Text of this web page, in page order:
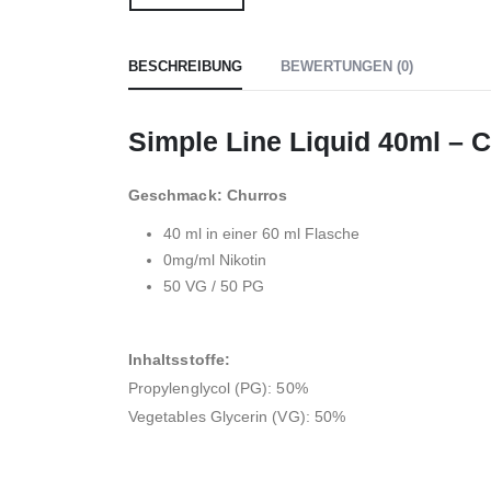
BESCHREIBUNG BEWERTUNGEN (0)
Simple Line Liquid 40ml –
Geschmack: Churros
40 ml in einer 60 ml Flasche
0mg/ml Nikotin
50 VG / 50 PG
Inhaltsstoffe:
Propylenglycol (PG): 50%
Vegetables Glycerin (VG): 50%